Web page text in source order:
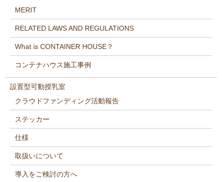
MERIT
RELATED LAWS AND REGULATIONS
What is CONTAINER HOUSE？
コンテナハウス施工事例
設置型可動授乳室
クラウドファンディング活動報告
ステッカー
仕様
取扱いについて
導入をご検討の方へ